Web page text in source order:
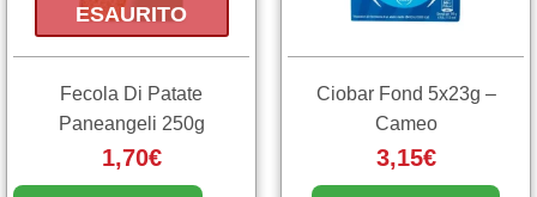
ESAURITO
Fecola Di Patate
Paneangeli 250g
1,70€
Ciobar Fond 5x23g –
Cameo
3,15€